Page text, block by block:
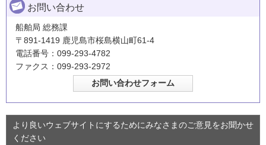
お問い合わせ
船舶局 総務課
〒891-1419 鹿児島市桜島横山町61-4
電話番号：099-293-4782
ファクス：099-293-2972
より良いウェブサイトにするためにみなさまのご意見をお聞かせ
ください